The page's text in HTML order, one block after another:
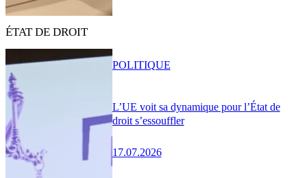
ÉTAT DE DROIT
L’UE voit sa dynamique pour l’État de
droit s’essouffler
17.07.2026
POLITIQUE